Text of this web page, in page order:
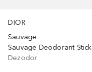
DIOR
Sauvage
Sauvage Deodorant Stick
Dezodor